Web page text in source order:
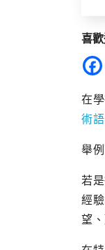
喜
在
術語
舉
若
經
望